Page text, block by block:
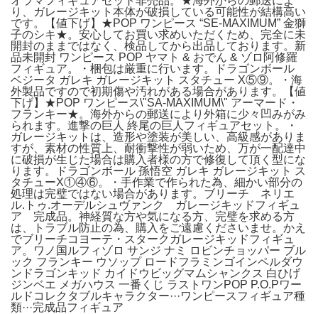
り、ガレージキット本体が破損している可能性が結構高い
です。【値下げ】★POP ワンピース “SE-MAXIMUM” 金獅
子のシキ★。安心してお買い求めいただくため、完全に未
開封のままではなく、検品してから出品しております。新
品未開封 ワンピース POP ヤマト & おでん & ゾロ阿修羅
フィギュア。・梱包は厳重に行います。ドラゴンボール
ベジータ ガレキ ガレージキット スタチュー X⑤⑨。・海
外製品ですので初期傷や汚れがある場合があります。【値
下げ】★POP ワンピース\"SA‐MAXIMUM\" アーマード・
フランキー★。海外からの郵送により外箱に少々凹みがみ
られます。進撃の巨人 終尾の巨人フィギュアセット。・
ガレージキットは、造形や塗装が美しい、高級感がありま
すが、素材の性質上、耐衝撃性が弱いため、万が一配達中
に破損が生じた場合は購入者様の方で修復して頂く型にな
ります。ドラゴンボール 孫悟空 ガレキ ガレージキット ス
タチューX①④⑥。・手作業で作られた為、細かい部分の
処理は完璧ではない場合があります。ブリーチ ネリエ
ル.トゥ.オーデルシュヴァンク ガレージキッドフィギュ
ア 完成品。神経質な方や気になる方、完璧を求める方
は、トラブル防止の為、購入をご遠慮くださいませ。かえ
でブリーチコヨーテ・スタークガレージキッドフィギュ
ア。ワノ国ルフィゾロ サンジ ナミ ロビンチョッパー ブル
ック フランキー ウソップ ロードフラミンゴインペルダウ
ンドラゴンキッド カイドウビッグマムシャンクス 白ひげ
ジンベエ メガハウス 一番くじ ラストワンPOP P.O.Pワー
ルドコレクタブルキャラクター···ワンピースフィギュア種
類···完成品フィギュア